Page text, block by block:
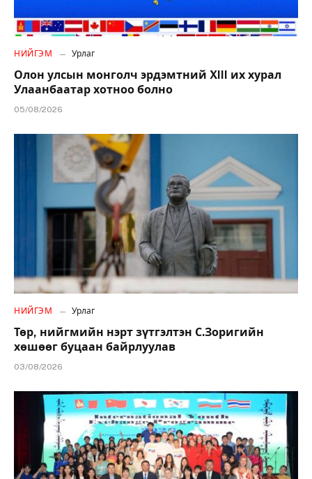
НИЙГЭМ Урлаг
Олон улсын монголч эрдэмтний XIII их хурал
Улаанбаатар хотноо болно
05/08/2026
НИЙГЭМ Урлаг
Төр, нийгмийн нэрт зүтгэлтэн С.Зоригийн
хөшөөг буцаан байрлуулав
03/08/2026